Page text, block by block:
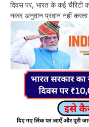
दिवस पर, भारत के कई चैरिटी
नकद अनुदान प्रदान नहीं